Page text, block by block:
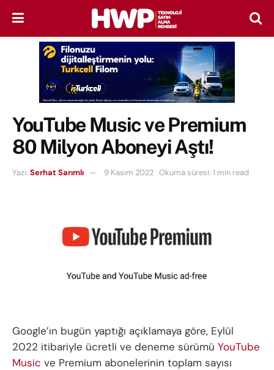
YouTube Music ve Premium
80 Milyon Aboneyi Aştı!
Yazı: Serhat Sarımlı 9 Kasım 2022 Okuma süresi: 1 min read
Google’ın bugün yaptığı açıklamaya göre, Eylül
2022 itibariyle ücretli ve deneme sürümü YouTube
Music ve Premium abonelerinin toplam sayısı